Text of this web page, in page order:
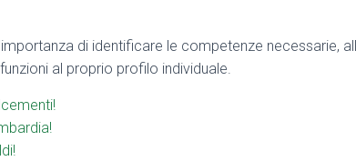
di identificare le competenze necessarie,
al proprio profilo individuale.